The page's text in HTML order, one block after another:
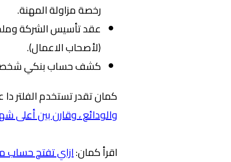
رخصة مزاولة المهنة.
عقد تأسيس الشركة
(لأصحاب الاعمال).
كشف حساب بنكي شخصي
كمان تقدر تستخدم الفلتر
‌‌والودائع‌ ، وقارن بين أعلى
اقرأ كمان:ازاي تفتح حساب